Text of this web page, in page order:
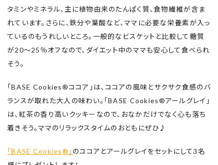
タミンやミネラル、主に植物由来のたんぱく質、食物繊維が含ま
れています。さらに、鉄分や葉酸など、ママに必要な栄養素が入っ
ているのもうれしいところ。一般的なビスケットと比較して糖質
が20～25％オフなので、ダイエット中のママも安心して食べられ
そう。
「BASE Cookies®ココア」は、ココアの風味とサクサク食感のバ
ランスが取れた大人の味わい。「BASE Cookies®アールグレイ」
は、紅茶の香り高いクッキーなので、おなかだけでなく心も落ち
着きそう。ママのリラックスタイムのおともにぜひ♪
「BASE Cookies®」 のココアとアールグレイをセットにして3名